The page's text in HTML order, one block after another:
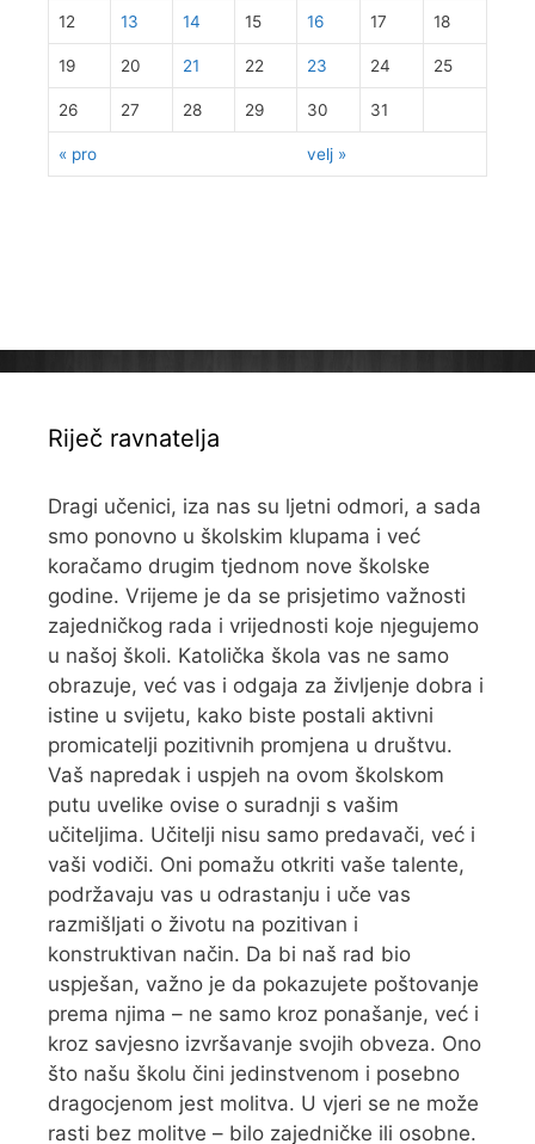
« pro velj »
12 13 14 15 16 17 18
19 20 21 22 23 24 25
26 27 28 29 30 31
Riječ ravnatelja
Dragi učenici, iza nas su ljetni odmori, a sada
smo ponovno u školskim klupama i već
koračamo drugim tjednom nove školske
godine. Vrijeme je da se prisjetimo važnosti
zajedničkog rada i vrijednosti koje njegujemo
u našoj školi. Katolička škola vas ne samo
obrazuje, već vas i odgaja za življenje dobra i
istine u svijetu, kako biste postali aktivni
promicatelji pozitivnih promjena u društvu.
Vaš napredak i uspjeh na ovom školskom
putu uvelike ovise o suradnji s vašim
učiteljima. Učitelji nisu samo predavači, već i
vaši vodiči. Oni pomažu otkriti vaše talente,
podržavaju vas u odrastanju i uče vas
razmišljati o životu na pozitivan i
konstruktivan način. Da bi naš rad bio
uspješan, važno je da pokazujete poštovanje
prema njima – ne samo kroz ponašanje, već i
kroz savjesno izvršavanje svojih obveza. Ono
što našu školu čini jedinstvenom i posebno
dragocjenom jest molitva. U vjeri se ne može
rasti bez molitve – bilo zajedničke ili osobne.